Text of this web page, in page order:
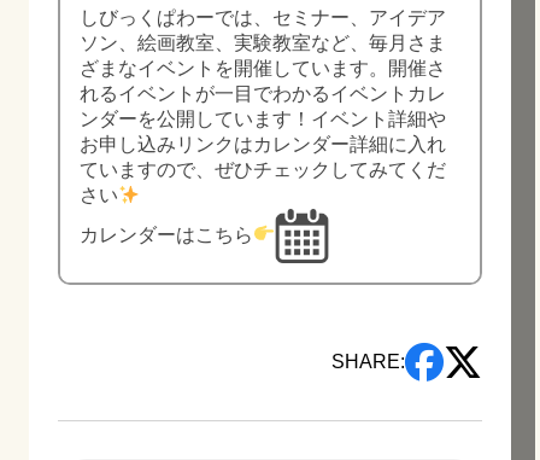
しびっくぱわーでは、セミナー、アイデア
ソン、絵画教室、実験教室など、毎月さま
ざまなイベントを開催しています。開催さ
れるイベントが一目でわかるイベントカレ
ンダーを公開しています！イベント詳細や
お申し込みリンクはカレンダー詳細に入れ
ていますので、ぜひチェックしてみてくだ
さい
カレンダーはこちら
SHARE: